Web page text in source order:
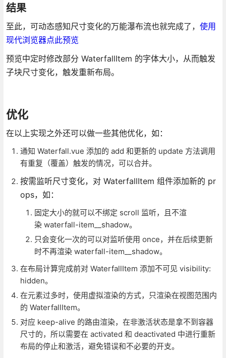
结果
至此，可动态感知尺寸变化的万能瀑布流也就完成了， 使用
现代浏览器点此预览
预览中定时修改部分 WaterfallItem 的字体大小，从而触发
子块尺寸变化，触发重新布局。
优化
在以上实现之外还可以做一些其他优化，如：
通知 Waterfall.vue 添加的 add 和更新的 update 方法调用
有重复（覆盖）触发的情况，可以合并。
按需监听尺寸变化，对 WaterfallItem 组件添加新的 pr
ops，如：
固定大小的就可以不绑定 scroll 监听，且不渲
染 waterfall-item__shadow。
只会变化一次的可以对监听使用 once，并在后续更新
时不再渲染 waterfall-item__shadow。
在布局计算完成前对 WaterfallItem 添加不可见 visibility:
hidden。
在元素过多时，使用虚拟渲染的方式，只渲染在视图范围内
的 WaterfallItem。
对应 keep-alive 的路由渲染，在非激活状态是拿不到容器
尺寸的，所以需要在 activated 和 deactivated 中进行重新
布局的停止和激活，避免错误和不必要的开支。